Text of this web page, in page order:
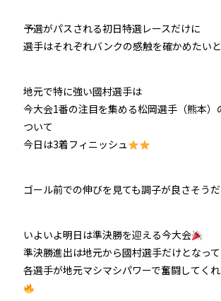
予選がパスされる初日特選レースだけに
選手はそれぞれバンクの感触を確かめたい
地元で特に強い國村選手は
今大会1番の注目を集める松岡選手（熊本）
ついて
今日は3着フィニッシュ
ゴール前での伸びを見ても調子が良さそう
いよいよ明日は準決勝を迎える今大会
準決勝進出は地元から國村選手だけとなっ
各選手が地元マシマシパワーで奮闘してく